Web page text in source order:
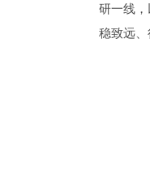
研一线
稳致远、